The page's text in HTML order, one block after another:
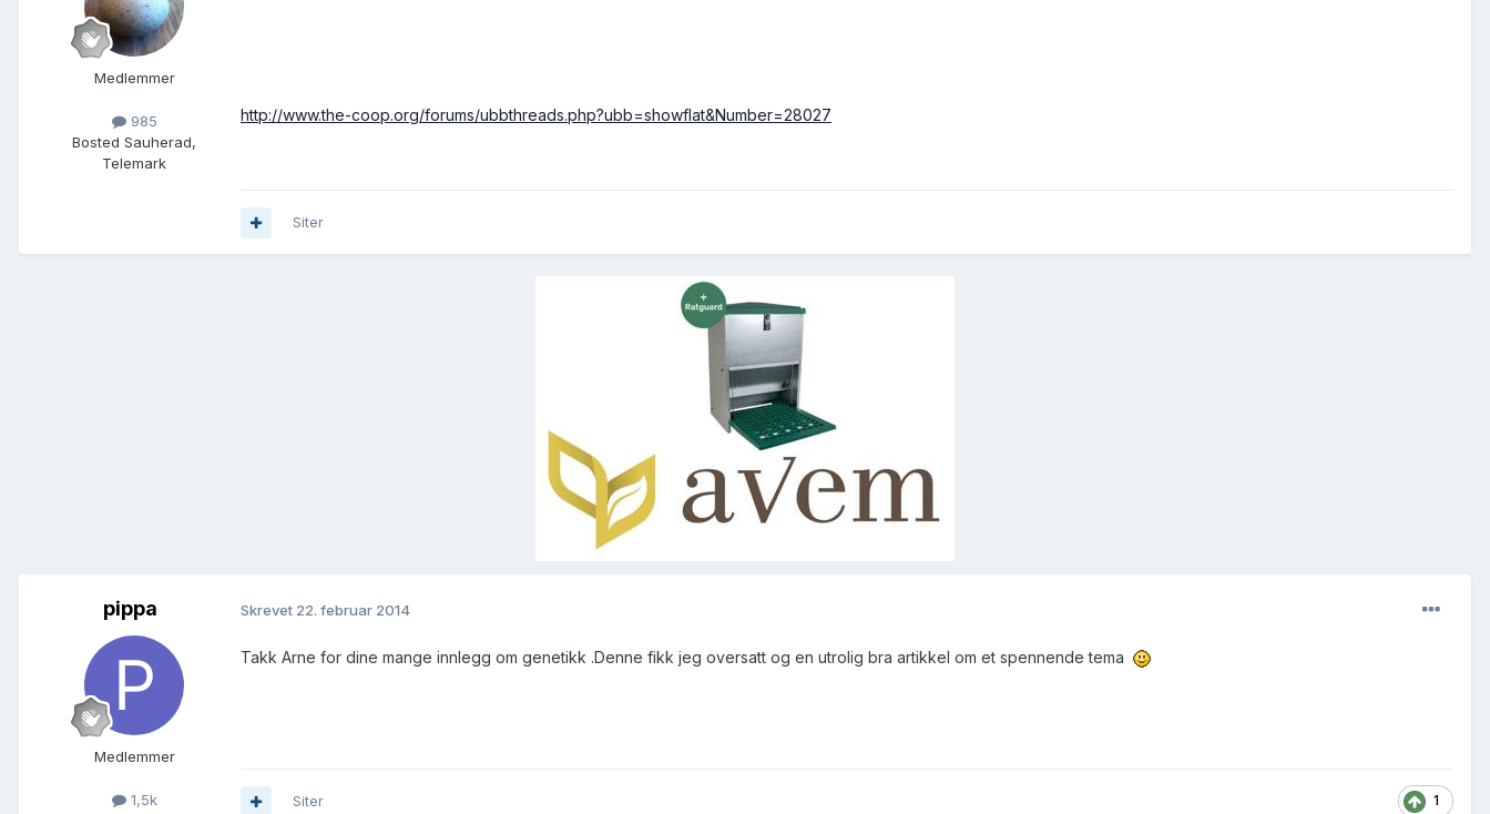
Medlemmer
985
Bosted Sauherad,
Telemark
http://www.the-coop.org/forums/ubbthreads.php?ubb=showflat&Number=28027
Siter
pippa
Medlemmer
1,5k
Skrevet 22. februar 2014
Takk Arne for dine mange innlegg om genetikk .Denne fikk jeg oversatt og en utrolig bra artikkel om et spennende tema
1
Siter